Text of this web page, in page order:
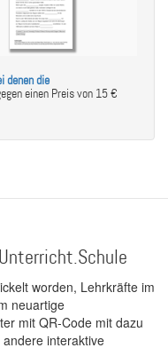
denen die
einen Preis von 15 €
worden, Lehrkräfte im
neuartige
mit QR-Code mit dazu
interaktive